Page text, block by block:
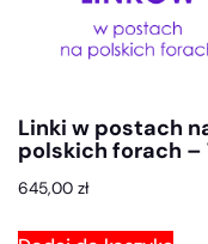
Linki w postach
polskich forach –
645,00 zł